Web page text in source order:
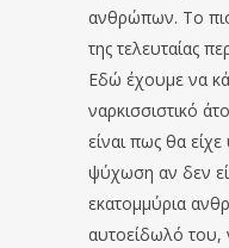
ανθρώπων. Το
της τελευταίας
Εδώ έχουμε να
ναρκισσιστικό
είναι πως θα
ψύχωση αν δεν
εκατομμύρια
αυτοείδωλό του,